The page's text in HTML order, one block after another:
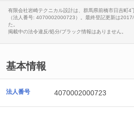
有限会社岩崎テクニカル設計は、群馬県前橋市日吉町
（法人番号: 4070002000723）。最終登記更新は
た。
掲載中の法令違反/処分/ブラック情報はありません。
基本情報
法人番号 4070002000723